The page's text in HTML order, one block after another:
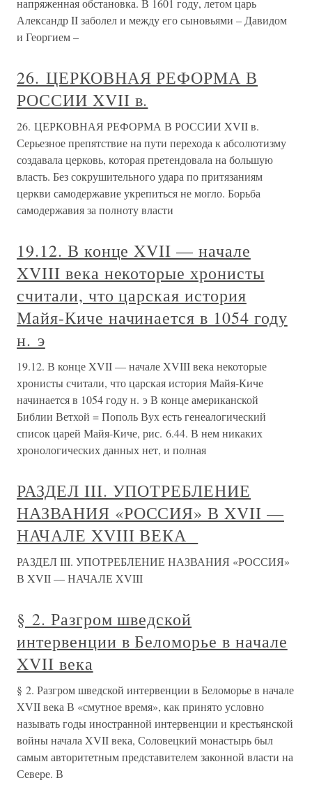
напряженная обстановка. В 1601 году, летом царь
Александр II заболел и между его сыновьями – Давидом
и Георгием –
26. ЦЕРКОВНАЯ РЕФОРМА В
РОССИИ XVII в.
26. ЦЕРКОВНАЯ РЕФОРМА В РОССИИ XVII в.
Серьезное препятствие на пути перехода к абсолютизму
создавала церковь, которая претендовала на большую
власть. Без сокрушительного удара по притязаниям
церкви самодержавие укрепиться не могло. Борьба
самодержавия за полноту власти
19.12. В конце XVII — начале
XVIII века некоторые хронисты
считали, что царская история
Майя-Киче начинается в 1054 году
н. э
19.12. В конце XVII — начале XVIII века некоторые
хронисты считали, что царская история Майя-Киче
начинается в 1054 году н. э В конце американской
Библии Ветхой = Пополь Вух есть генеалогический
список царей Майя-Киче, рис. 6.44. В нем никаких
хронологических данных нет, и полная
РАЗДЕЛ III. УПОТРЕБЛЕНИЕ
НАЗВАНИЯ «РОССИЯ» В XVII —
НАЧАЛЕ XVIII ВЕКА
РАЗДЕЛ III. УПОТРЕБЛЕНИЕ НАЗВАНИЯ «РОССИЯ»
В XVII — НАЧАЛЕ XVIII
§ 2. Разгром шведской
интервенции в Беломорье в начале
XVII века
§ 2. Разгром шведской интервенции в Беломорье в начале
XVII века В «смутное время», как принято условно
называть годы иностранной интервенции и крестьянской
войны начала XVII века, Соловецкий монастырь был
самым авторитетным представителем законной власти на
Севере. В